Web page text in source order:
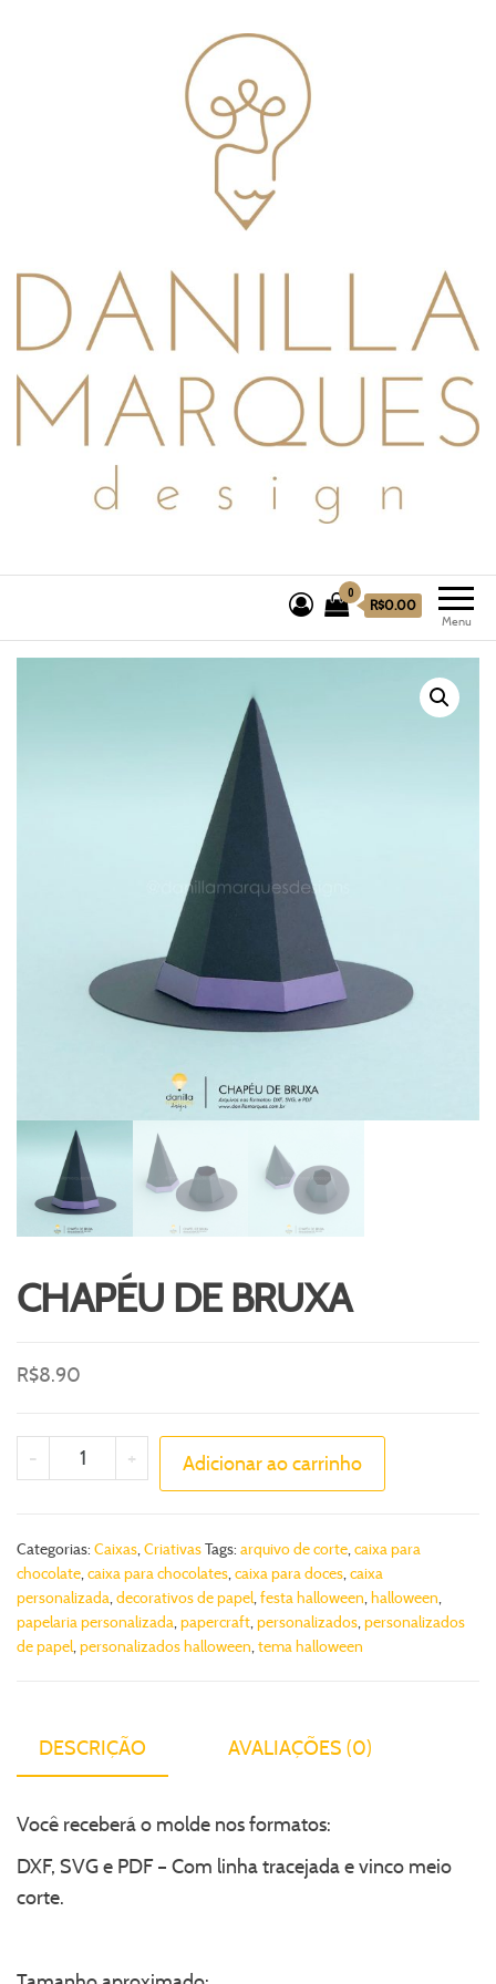
Menu
0
R$0.00
CHAPÉU DE BRUXA
R$8.90
- + Adicionar ao carrinho
Categorias: Caixas CriativasTags: arquivo de corte caixa para
chocolate caixa para chocolates caixa para doces caixa
personalizada decorativos de papel festa halloween halloween
papelaria personalizada papercraft personalizados personalizados
de papel personalizados halloween tema halloween
DESCRIÇÃO AVALIAÇÕES (0)
Você receberá o molde nos formatos:
DXF, SVG e PDF – Com linha tracejada e vinco meio
corte.